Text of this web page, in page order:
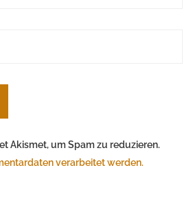
Akismet, um Spam zu reduzieren.
verarbeitet werden.